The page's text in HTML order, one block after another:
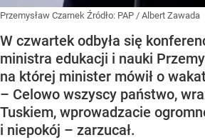
Przemysław Czarnek Źródło: PAP / Albert Zawada
W czwartek odbyła się
ministra edukacji i nauki
na której minister mówił o
– Celowo wszyscy państwo,
Tuskiem, wprowadzacie
i niepokój – zarzucał.